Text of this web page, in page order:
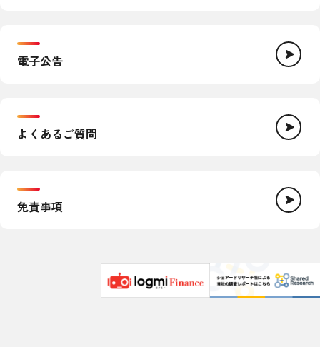
電子公告
よくあるご質問
免責事項